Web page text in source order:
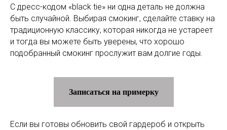
С дресс-кодом «black tie» ни одна деталь не должна
быть случайной. Выбирая смокинг, сделайте ставку на
традиционную классику, которая никогда не устареет
и тогда вы можете быть уверены, что хорошо
подобранный смокинг прослужит вам долгие годы.
Записаться на примерку
Если вы готовы обновить свой гардероб и открыть